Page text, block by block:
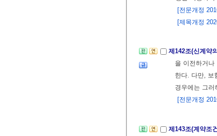
[전문개정
[제목개정
제142조(신계약
을 이전하거
한다. 다만, 보
경우에는 그
[전문개정
제143조(계약조